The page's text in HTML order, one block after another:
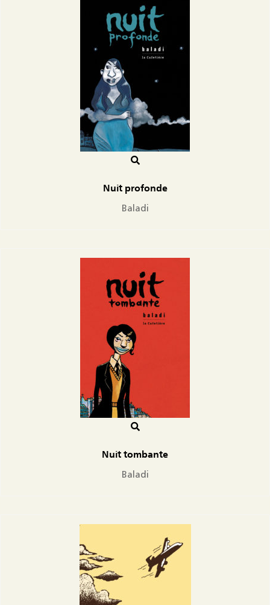
Nuit profonde
Baladi
Nuit tombante
Baladi